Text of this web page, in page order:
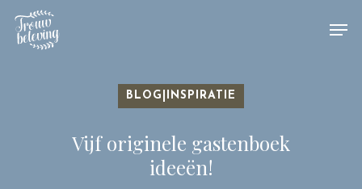
Hit enter to search or ESC to close
BLOG|INSPIRATIE
Vijf originele gastenboek
ideeën!